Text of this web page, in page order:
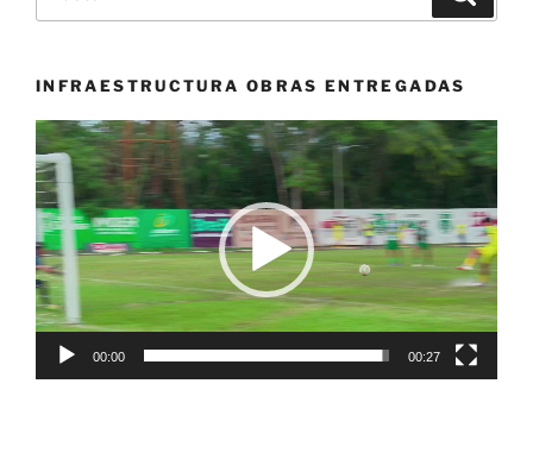
Femenina
por:
INFRAESTRUCTURA OBRAS ENTREGADAS
Reproductor
de
vídeo
00:00 00:27